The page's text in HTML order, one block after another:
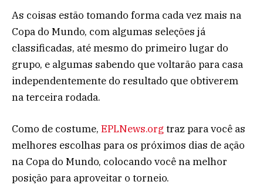
As coisas estão tomando forma cada vez mais na
Copa do Mundo, com algumas seleções já
classificadas, até mesmo do primeiro lugar do
grupo, e algumas sabendo que voltarão para casa
independentemente do resultado que obtiverem
na terceira rodada.
Como de costume, EPLNews.org traz para você as
melhores escolhas para os próximos dias de ação
na Copa do Mundo, colocando você na melhor
posição para aproveitar o torneio.